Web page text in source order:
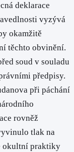
deklarace
vyzývá
okamžitě
těchto obvinění.
soud v souladu
předpisy.
při páchání
rovněž
tlak na
okultní praktiky